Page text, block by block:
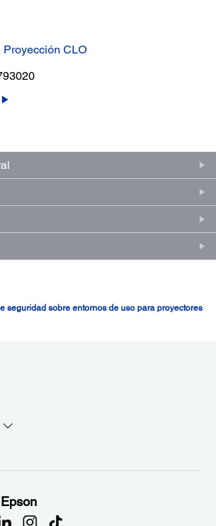
Proyección CLO
seguridad sobre entornos de uso para proyectores